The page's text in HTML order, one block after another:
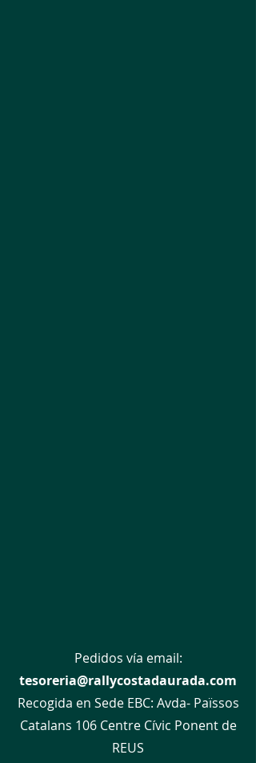
Pedidos vía email:
tesoreria@rallycostadaurada.com
Recogida en Sede EBC: Avda- Païssos
Catalans 106 Centre Cívic Ponent de
REUS